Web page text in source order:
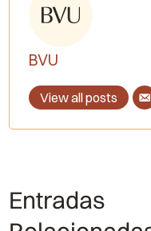
BVU
View all posts
Entradas